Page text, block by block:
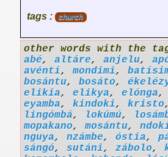
tags : church
other words with the
abé, altáre, anjelu,
avénti,mondimi,
bosántu, bosáto,
elikia, elikya, elónga,
eyamba, kindoki, kristo
lingómbá, lokúmú,
mopakano,mosántu,
nguya, nzámbe, óstia,
sángó, sutáni, zábolo,